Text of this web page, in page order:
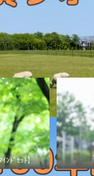
! ⭐️認知症予防の教科書
ｲﾝﾄﾞｾｯﾄ】